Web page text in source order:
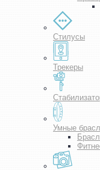
Стилусы
Трекеры
Умные